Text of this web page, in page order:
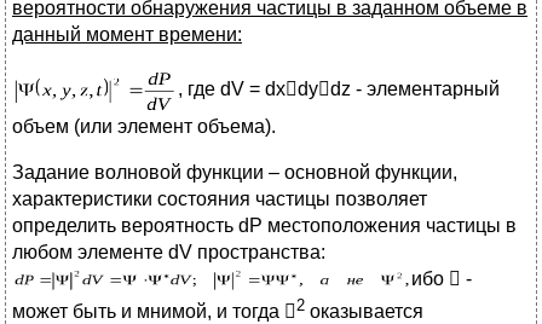
вероятности обнаружения частицы в заданном объеме в
данный момент времени:
, где dV = dхdydz - элементарный
объем (или элемент объема).
Задание волновой функции – основной функции,
характеристики состояния частицы позволяет
определить вероятность dР местоположения частицы в
любом элементе dV пространства:
ибо  -
может быть и мнимой, и тогда  2 оказывается